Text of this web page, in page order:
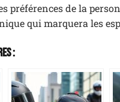
préférences de la
qui marquera les
: